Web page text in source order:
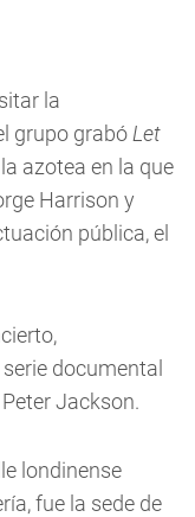
la
grupo grabó Let
azotea en la que
Harrison y
pública, el
documental
Jackson.
londinense
fue la sede de